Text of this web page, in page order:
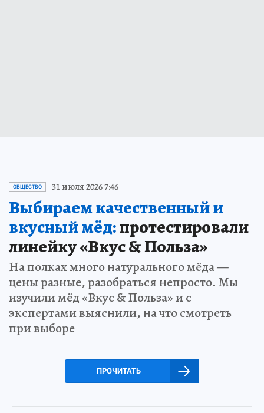
ОБЩЕСТВО 31 июля 2026 7:46
Выбираем качественный и
вкусный мёд:протестировали
линейку «Вкус & Польза»
На полках много натурального мёда —
цены разные, разобраться непросто. Мы
изучили мёд «Вкус & Польза» и с
экспертами выяснили, на что смотреть
при выборе
ПРОЧИТАТЬ